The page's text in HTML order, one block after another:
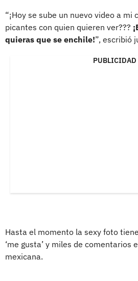
“¡Hoy se sube un nuevo video a mi
picantes con quien quieren ver???
quieras que se enchile!”, escribió
PUBLICIDAD
Hasta el momento la sexy foto
‘me gusta’ y miles de comentarios
mexicana.